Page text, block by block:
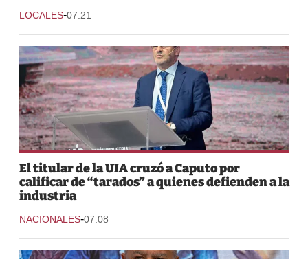
LOCALES-07:21
El titular de la UIA cruzó a Caputo por
calificar de “tarados” a quienes defienden a la
industria
NACIONALES-07:08